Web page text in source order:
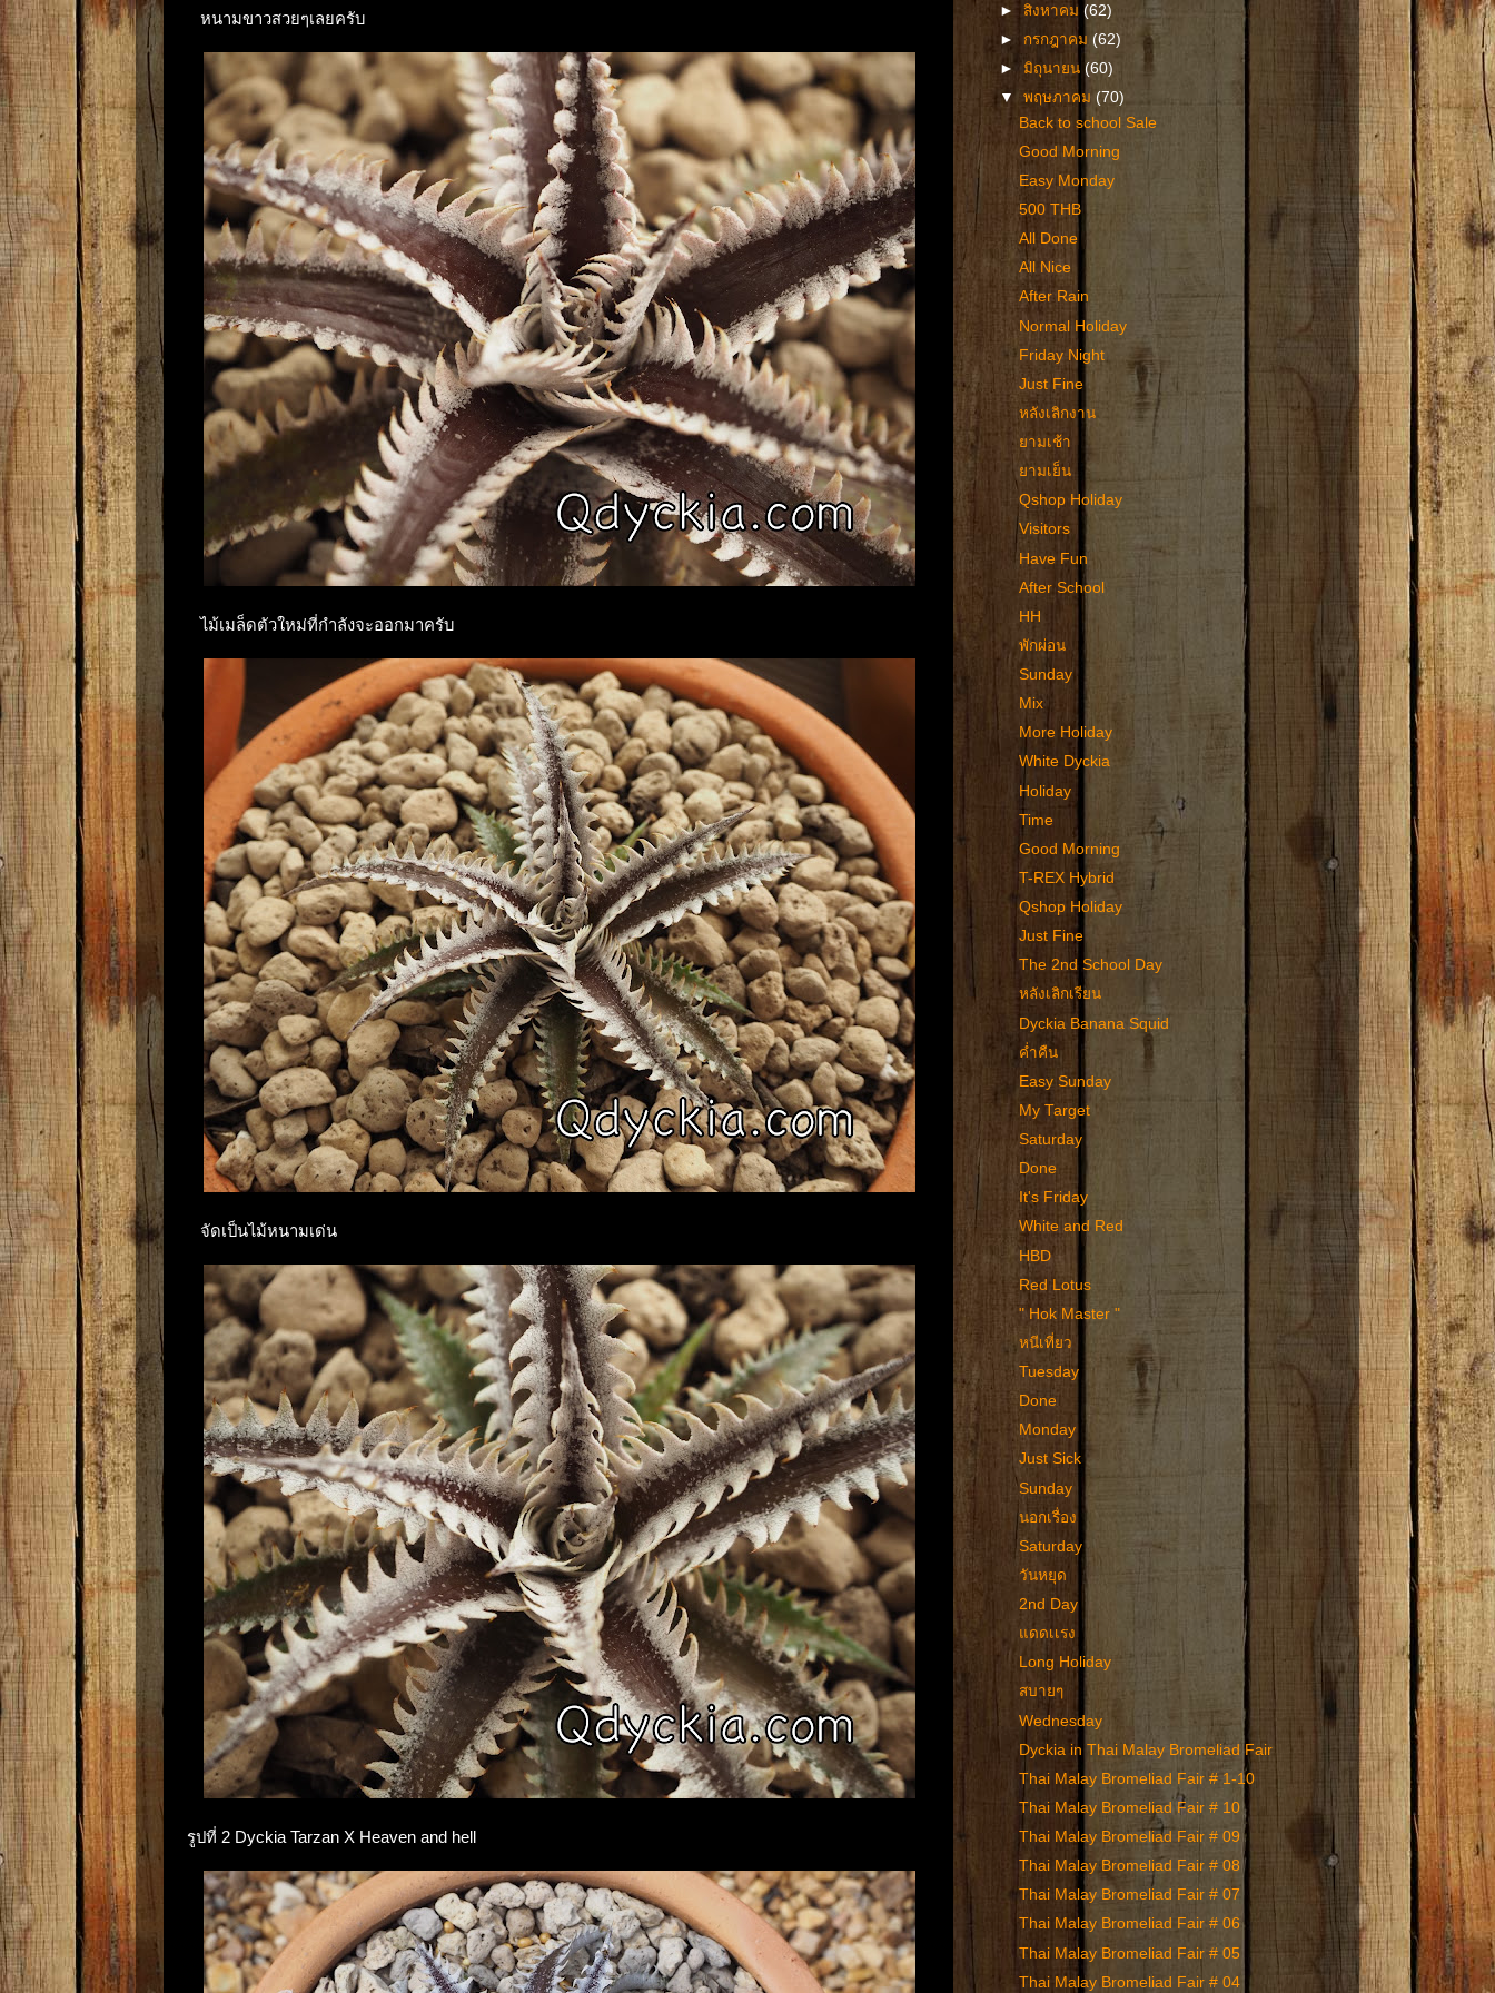
หนามขาวสวยๆเลยครับ
ไม้เมล็ดตัวใหม่ที่กำลังจะออกมาครับ
จัดเป็นไม้หนามเด่น
รูปที่ 2 Dyckia Tarzan X Heaven and hell
►สิงหาคม(62)
► กรกฎาคม(62)
►มิถุนายน(60)
▼พฤษภาคม(70)
Back to school Sale
Good Morning
Easy Monday
500 THB
All Done
All Nice
After Rain
Normal Holiday
Friday Night
Just Fine
หลังเลิกงาน
ยามเช้า
ยามเย็น
Qshop Holiday
Visitors
Have Fun
After School
HH
พักผ่อน
Sunday
Mix
More Holiday
White Dyckia
Holiday
Time
Good Morning
T-REX Hybrid
Qshop Holiday
Just Fine
The 2nd School Day
หลังเลิกเรียน
Dyckia Banana Squid
ค่ำคืน
Easy Sunday
My Target
Saturday
Done
It's Friday
White and Red
HBD
Red Lotus
" Hok Master "
หนีเที่ยว
Tuesday
Done
Monday
Just Sick
Sunday
นอกเรื่อง
Saturday
วันหยุด
2nd Day
แดดเเรง
Long Holiday
สบายๆ
Wednesday
Dyckia in Thai Malay Bromeliad Fair
Thai Malay Bromeliad Fair # 1-10
Thai Malay Bromeliad Fair # 10
Thai Malay Bromeliad Fair # 09
Thai Malay Bromeliad Fair # 08
Thai Malay Bromeliad Fair # 07
Thai Malay Bromeliad Fair # 06
Thai Malay Bromeliad Fair # 05
Thai Malay Bromeliad Fair # 04